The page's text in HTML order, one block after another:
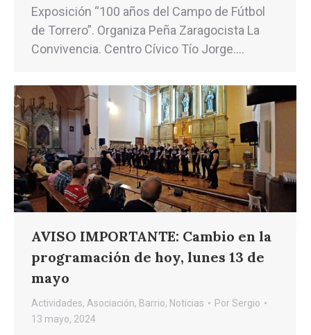
Exposición “100 años del Campo de Fútbol
de Torrero”. Organiza Peña Zaragocista La
Convivencia. Centro Cívico Tío Jorge.…
AVISO IMPORTANTE: Cambio en la
programación de hoy, lunes 13 de
mayo
Actividades, Asociación, Barrio, Noticias PorSergio
13 mayo, 2024